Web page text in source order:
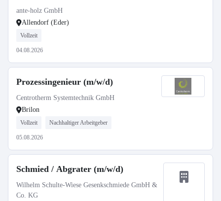
ante-holz GmbH
Allendorf (Eder)
Vollzeit
04.08.2026
Prozessingenieur (m/w/d)
Centrotherm Systemtechnik GmbH
Brilon
Vollzeit Nachhaltiger Arbeitgeber
05.08.2026
Schmied / Abgrater (m/w/d)
Wilhelm Schulte-Wiese Gesenkschmiede GmbH &
Co. KG